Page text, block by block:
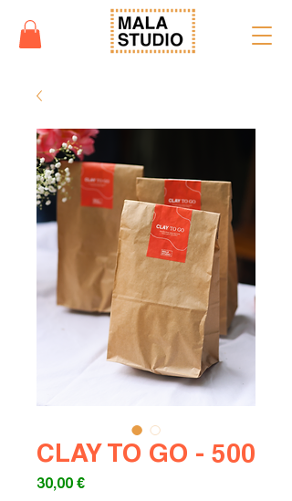
CLAY TO GO - 500
30,00 €Preis